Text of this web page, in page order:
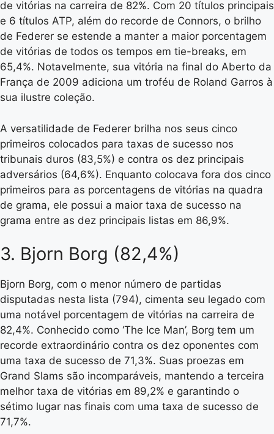
de vitórias na carreira de 82%. Com 20 títulos principais
e 6 títulos ATP, além do recorde de Connors, o brilho
de Federer se estende a manter a maior porcentagem
de vitórias de todos os tempos em tie-breaks, em
65,4%. Notavelmente, sua vitória na final do Aberto da
França de 2009 adiciona um troféu de Roland Garros à
sua ilustre coleção.
A versatilidade de Federer brilha nos seus cinco
primeiros colocados para taxas de sucesso nos
tribunais duros (83,5%) e contra os dez principais
adversários (64,6%). Enquanto colocava fora dos cinco
primeiros para as porcentagens de vitórias na quadra
de grama, ele possui a maior taxa de sucesso na
grama entre as dez principais listas em 86,9%.
3. Bjorn Borg (82,4%)
Bjorn Borg, com o menor número de partidas
disputadas nesta lista (794), cimenta seu legado com
uma notável porcentagem de vitórias na carreira de
82,4%. Conhecido como ‘The Ice Man’, Borg tem um
recorde extraordinário contra os dez oponentes com
uma taxa de sucesso de 71,3%. Suas proezas em
Grand Slams são incomparáveis, mantendo a terceira
melhor taxa de vitórias em 89,2% e garantindo o
sétimo lugar nas finais com uma taxa de sucesso de
71,7%.